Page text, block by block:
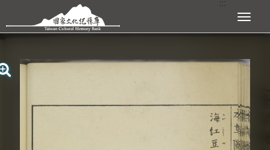
跳到主要內容區塊 展開選單
查看大